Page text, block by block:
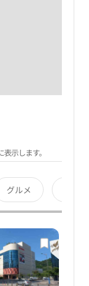
示します。
グルメ